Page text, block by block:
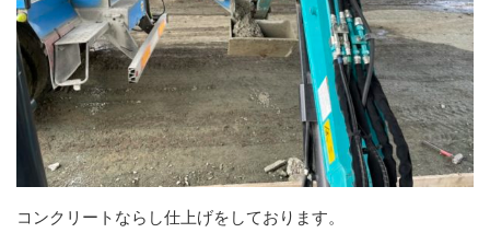
コンクリートならし仕上げをしております。